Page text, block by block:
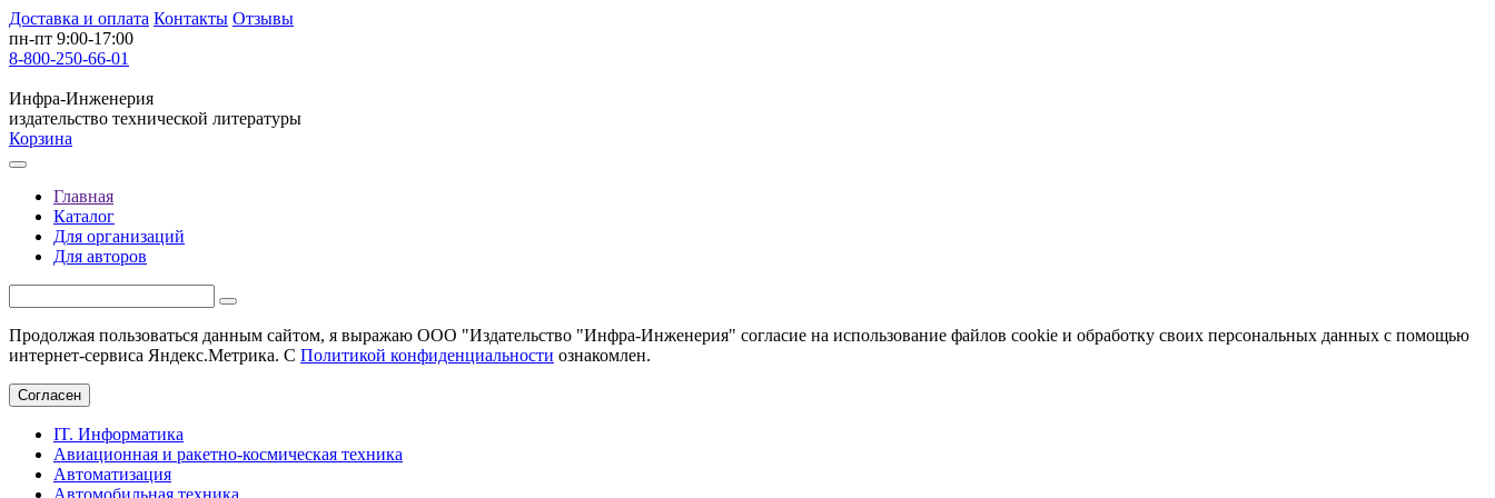
Доставка и оплата Контакты Отзывы
пн-пт 9:00-17:00
8-800-250-66-01
Инфра-Инженерия
издательство технической литературы
Корзина
Главная
Каталог
Для организаций
Для авторов
Продолжая пользоваться данным сайтом, я выражаю ООО "Издательство "Инфра-Инженерия" согласие на использование файлов cookie и обработку своих персональных данных с помощью
интернет-сервиса Яндекс.Метрика. С Политикой конфиденциальности ознакомлен.
Согласен
IT. Информатика
Авиационная и ракетно-космическая техника
Автоматизация
Автомобильная техника